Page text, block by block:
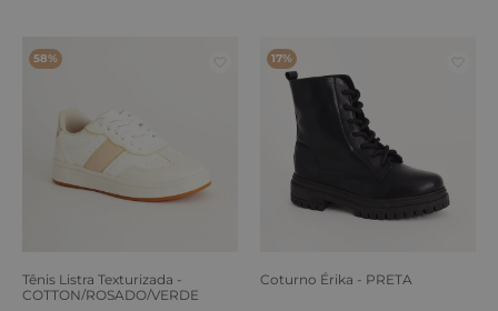
58%
Tênis Listra Texturizada -
COTTON/ROSADO/VERDE
17%
Coturno Érika - PRETA